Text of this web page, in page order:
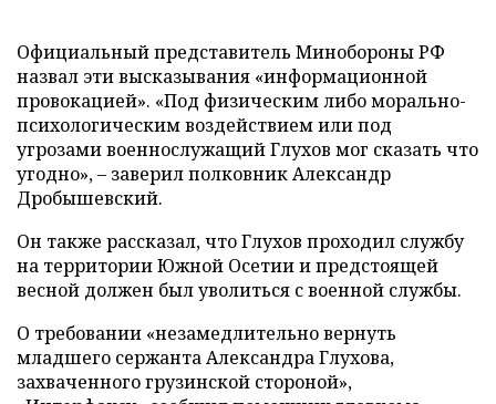
Официальный представитель Минобороны РФ
назвал эти высказывания «информационной
провокацией». «Под физическим либо морально-
психологическим воздействием или под
угрозами военнослужащий Глухов мог сказать что
угодно», – заверил полковник Александр
Дробышевский.
Он также рассказал, что Глухов проходил службу
на территории Южной Осетии и предстоящей
весной должен был уволиться с военной службы.
О требовании «незамедлительно вернуть
младшего сержанта Александра Глухова,
захваченного грузинской стороной»,